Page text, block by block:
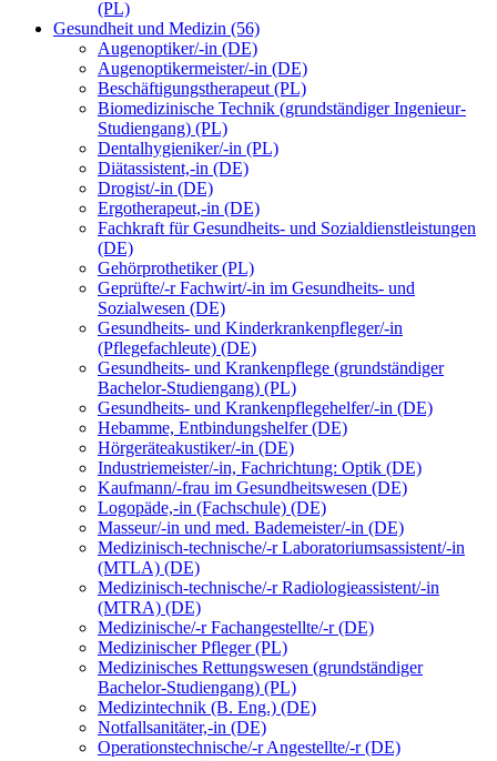
(PL)
Gesundheit und Medizin (56)
Augenoptiker/-in (DE)
Augenoptikermeister/-in (DE)
Beschäftigungstherapeut (PL)
Biomedizinische Technik (grundständiger Ingenieur-
Studiengang) (PL)
Dentalhygieniker/-in (PL)
Diätassistent,-in (DE)
Drogist/-in (DE)
Ergotherapeut,-in (DE)
Fachkraft für Gesundheits- und Sozialdienstleistungen
(DE)
Gehörprothetiker (PL)
Geprüfte/-r Fachwirt/-in im Gesundheits- und
Sozialwesen (DE)
Gesundheits- und Kinderkrankenpfleger/-in
(Pflegefachleute) (DE)
Gesundheits- und Krankenpflege (grundständiger
Bachelor-Studiengang) (PL)
Gesundheits- und Krankenpflegehelfer/-in (DE)
Hebamme, Entbindungshelfer (DE)
Hörgeräteakustiker/-in (DE)
Industriemeister/-in, Fachrichtung: Optik (DE)
Kaufmann/-frau im Gesundheitswesen (DE)
Logopäde,-in (Fachschule) (DE)
Masseur/-in und med. Bademeister/-in (DE)
Medizinisch-technische/-r Laboratoriumsassistent/-in
(MTLA) (DE)
Medizinisch-technische/-r Radiologieassistent/-in
(MTRA) (DE)
Medizinische/-r Fachangestellte/-r (DE)
Medizinischer Pfleger (PL)
Medizinisches Rettungswesen (grundständiger
Bachelor-Studiengang) (PL)
Medizintechnik (B. Eng.) (DE)
Notfallsanitäter,-in (DE)
Operationstechnische/-r Angestellte/-r (DE)